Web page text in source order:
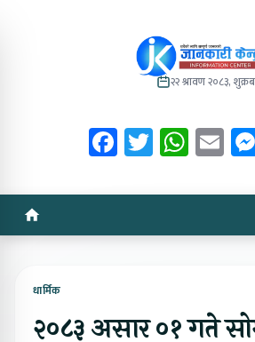
२२ श्रावण २०८३,
Facebook
Twitter
धार्मिक
२०८३ असार ०१ गते